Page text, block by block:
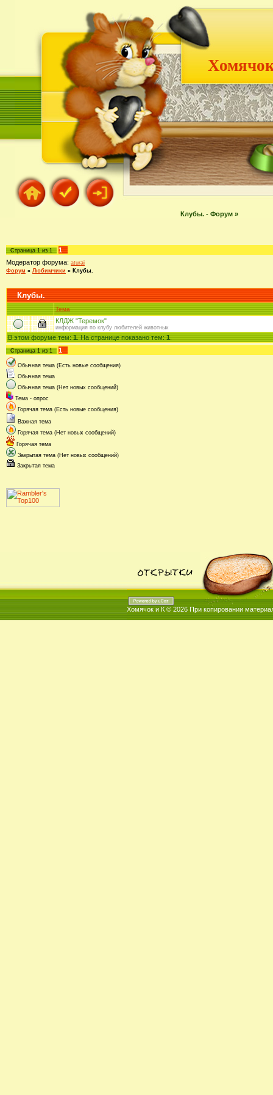
Клубы. - Форум »
Страница1из1
1
Модератор форума: aturai
Форум » Любимчики » Клубы.
Клубы.
Тема
КЛДЖ "Теремок"
информация по клубу любителей животных
В этом форуме тем: 1 . На странице показано тем: 1
Страница1из1 1
Обычная тема (Есть новые сообщения)
Обычная тема
Обычная тема (Нет новых сообщений)
Тема - опрос
Горячая тема (Есть новые сообщения)
Важная тема
Горячая тема (Нет новых сообщений)
Горячая тема
Закрытая тема (Нет новых сообщений)
Закрытая тема
Хомячок и К © 2026При копировании